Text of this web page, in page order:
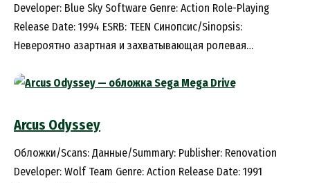
Developer: Blue Sky Software Genre: Action Role-Playing
Release Date: 1994 ESRB: TEEN Синопсис/Sinopsis:
Невероятно азартная и захватывающая ролевая…
Arcus Odyssey
Обложки/Scans: Данные/Summary: Publisher: Renovation
Developer: Wolf Team Genre: Action Release Date: 1991